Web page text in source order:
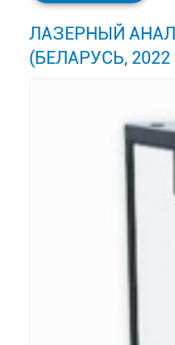
ЛАЗЕРНЫЙ
(БЕЛАРУСЬ, 2022